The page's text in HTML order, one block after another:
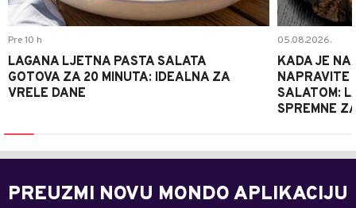
Pre 10 h
LAGANA LJETNA PASTA SALATA
GOTOVA ZA 20 MINUTA: IDEALNA ZA
VRELE DANE
05.08.2026.
KADA JE
NAPRAVITE
SALATOM:
SPREMNE
PREUZMI NOVU MONDO APLIKACIJU